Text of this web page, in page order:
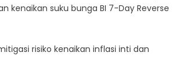
kenaikan suku bunga BI 7-Day Reverse
risiko kenaikan inflasi inti dan